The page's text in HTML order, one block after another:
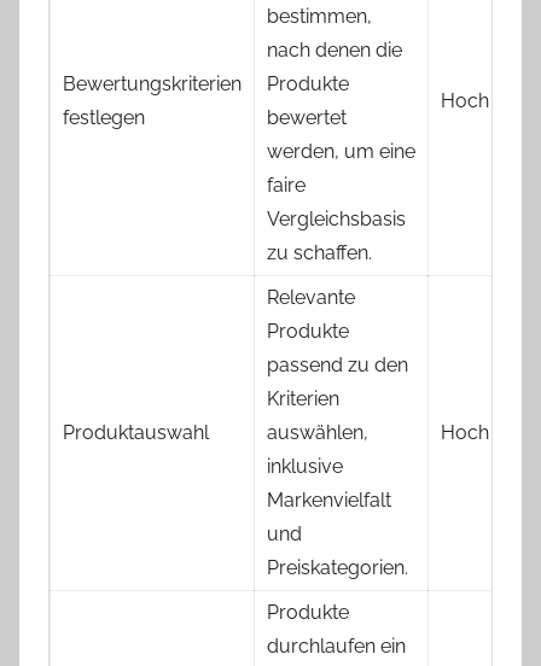
Bewertungskriterien
festlegen
bestimmen,
nach denen die
Produkte
bewertet
werden, um eine
faire
Vergleichsbasis
zu schaffen.
Hoch
Produktauswahl
Relevante
Produkte
passend zu den
Kriterien
auswählen,
inklusive
Markenvielfalt
und
Preiskategorien.
Hoch
Produkte
durchlaufen ein